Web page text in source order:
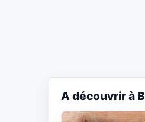
A découvrir à